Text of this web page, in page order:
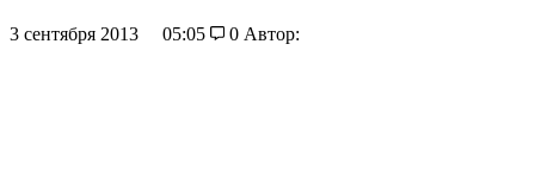
3 сентября 2013 05:05 0 Автор: